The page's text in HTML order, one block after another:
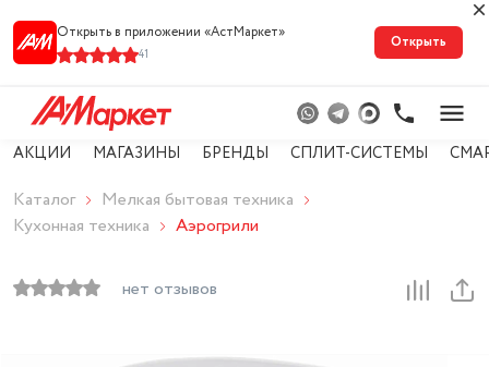
Открыть в приложении «АстМарке‪т‬»
41
Открыть
АКЦИИ МАГАЗИНЫ БРЕНДЫ СПЛИТ-СИСТЕМЫ
Каталог
Мелкая бытовая техника
Кухонная техника
Аэрогрили
нет отзывов